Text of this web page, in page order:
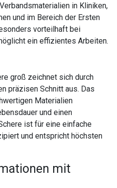
in Kliniken,
und im Bereich der Ersten
vorteilhaft bei
ein effizientes Arbeiten.
groß zeichnet sich durch
präzisen Schnitt aus. Das
Materialien
und einen
ist für eine einfache
und entspricht höchsten
mit